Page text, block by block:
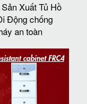
Xuất Tủ Hồ
Động chống
an toàn